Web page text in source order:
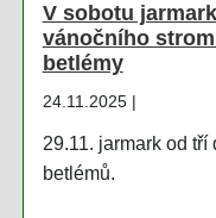
V sobotu
vánočního
betlémy
24.11.2025 |
29.11. jarmark od
betlémů.